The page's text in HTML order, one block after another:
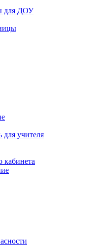
для ДОУ
учителя
кабинета